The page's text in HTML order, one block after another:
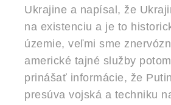
Ukrajine a napísal, že
na existenciu a je to
územie, veľmi sme
americké tajné služby
prinášať informácie, že
presúva vojská a techniku